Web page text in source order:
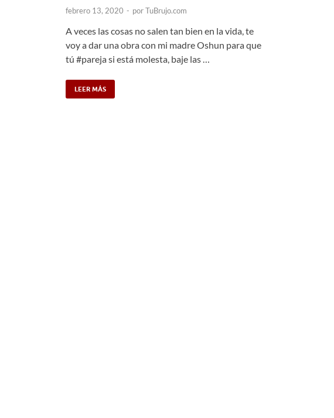
febrero 13, 2020 - porTuBrujo.com
A veces las cosas no salen tan bien en la vida, te
voy a dar una obra con mi madre Oshun para que
tú #pareja si está molesta, baje las …
LEER MÁS